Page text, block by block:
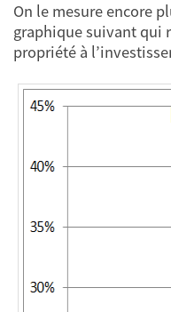
On le mesure encore
graphique suivant qui
propriété à